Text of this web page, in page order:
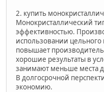
2. купить
Монокристаллический
эффективностью.
использовании цельного
повышает
хорошие результаты в
занимают меньше места
В долгосрочной
экономию.